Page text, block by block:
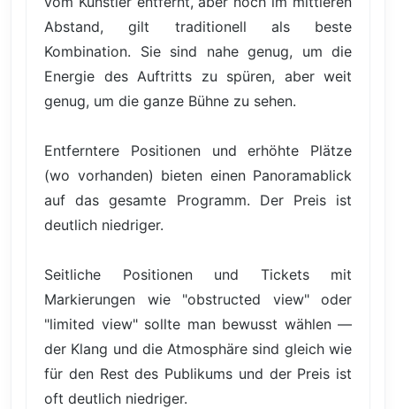
Abstand, gilt traditionell als beste
Kombination. Sie sind nahe genug, um die
Energie des Auftritts zu spüren, aber weit
genug, um die ganze Bühne zu sehen.
Entferntere Positionen und erhöhte Plätze
(wo vorhanden) bieten einen Panoramablick
auf das gesamte Programm. Der Preis ist
deutlich niedriger.
Seitliche Positionen und Tickets mit
Markierungen wie "obstructed view" oder
"limited view" sollte man bewusst wählen —
der Klang und die Atmosphäre sind gleich wie
für den Rest des Publikums und der Preis ist
oft deutlich niedriger.